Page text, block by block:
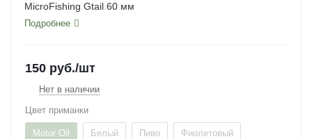
MicroFishing Gtail 60 мм
Подробнее
150 руб./шт
Нет в наличии
Цвет приманки
Motor Oil Белый Пиво Фиолетовый